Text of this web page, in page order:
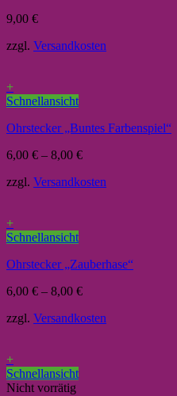
9,00 €
zzgl. Versandkosten
+
Schnellansicht
Ohrstecker „Buntes Farbenspiel“
6,00 € – 8,00 €
zzgl. Versandkosten
+
Schnellansicht
Ohrstecker „Zauberhase“
6,00 € – 8,00 €
zzgl. Versandkosten
+
Schnellansicht
Nicht vorrätig